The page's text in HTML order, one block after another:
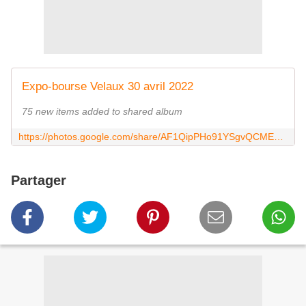
Expo-bourse Velaux 30 avril 2022
75 new items added to shared album
Partager